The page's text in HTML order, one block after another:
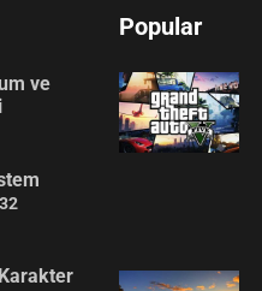
ve
32
Popular